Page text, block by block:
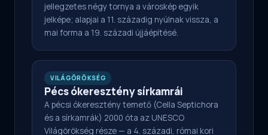
jellegzetes négy tornya a városkép egyik
jelképe; alapjai a 11. századig nyúlnak vissza, a
mai forma a 19. századi újjáépítésé.
VILÁGÖRÖKSÉG
Pécs ókeresztény sírkamrái
A pécsi ókeresztény temető (Cella Septichora
és a sírkamrák) 2000 óta az UNESCO
Világörökség része — a 4. századi, római kori